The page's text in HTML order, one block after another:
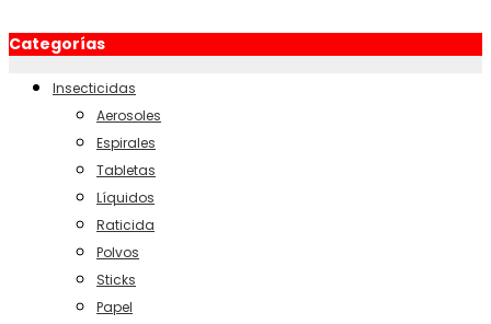
Categorías
Insecticidas
Aerosoles
Espirales
Tabletas
Líquidos
Raticida
Polvos
Sticks
Papel